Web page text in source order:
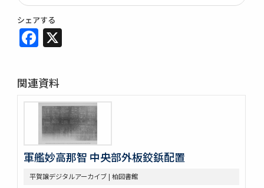
シェアする
Facebook
関連資料
軍艦妙高那智 中央部外板鉸鋲配置
平賀譲デジタルアーカイブ | 柏図書館